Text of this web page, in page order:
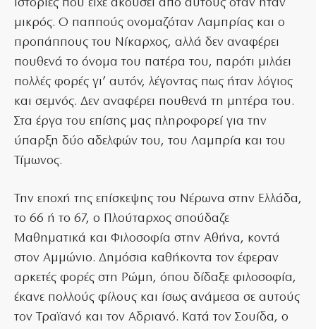
ιστορίες που είχε ακούσει από αυτούς όταν ήταν
μικρός. Ο παππούς ονομαζόταν Λαμπρίας και ο
προπάππους του Νίκαρχος, αλλά δεν αναφέρει
πουθενά το όνομα του πατέρα του, παρότι μιλάει
πολλές φορές γι’ αυτόν, λέγοντας πως ήταν λόγιος
και σεμνός. Δεν αναφέρει πουθενά τη μητέρα του.
Στα έργα του επίσης μας πληροφορεί για την
ύπαρξη δύο αδελφών του, του Λαμπρία και του
Τίμωνος.
Την εποχή της επίσκεψης του Νέρωνα στην Ελλάδα,
το 66 ή το 67, ο Πλούταρχος σπούδαζε
Μαθηματικά και Φιλοσοφία στην Αθήνα, κοντά
στον Αμμώνιο. Δημόσια καθήκοντα τον έφεραν
αρκετές φορές στη Ρώμη, όπου δίδαξε φιλοσοφία,
έκανε πολλούς φίλους και ίσως ανάμεσα σε αυτούς
τον Τραϊανό και τον Αδριανό. Κατά τον Σουίδα, ο